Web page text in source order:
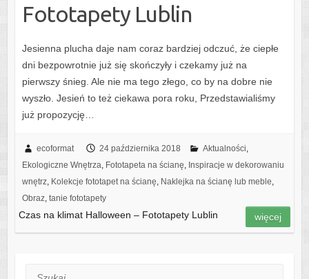
Fototapety Lublin
Jesienna plucha daje nam coraz bardziej odczuć, że ciepłe
dni bezpowrotnie już się skończyły i czekamy już na
pierwszy śnieg. Ale nie ma tego złego, co by na dobre nie
wyszło. Jesień to też ciekawa pora roku, Przedstawialiśmy
już propozycję…
ecoformat 24 października 2018 Aktualności,
Ekologiczne Wnętrza, Fototapeta na ścianę, Inspiracje w dekorowaniu
wnętrz, Kolekcje fototapet na ścianę, Naklejka na ścianę lub meble,
Obraz, tanie fototapety
Czas na klimat Halloween – Fototapety Lublin więcej
Szukaj